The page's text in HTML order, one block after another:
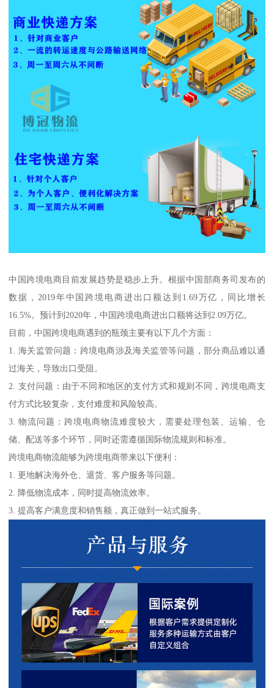
中国跨境电商目前发展趋势是稳步上升。根据中国部商务司发布的
数据，2019年中国跨境电商进出口额达到1.69万亿，同比增长
16.5%。预计到2020年，中国跨境电商进出口额将达到2.09万亿。
目前，中国跨境电商遇到的瓶颈主要有以下几个方面：
1. 海关监管问题：跨境电商涉及海关监管等问题，部分商品难以通
过海关，导致出口受阻。
2. 支付问题：由于不同和地区的支付方式和规则不同，跨境电商支
付方式比较复杂，支付难度和风险较高。
3. 物流问题：跨境电商物流难度较大，需要处理包装、运输、仓
储、配送等多个环节，同时还需遵循国际物流规则和标准。
跨境电商物流能够为跨境电商带来以下便利：
1. 更地解决海外仓、退货、客户服务等问题。
2. 降低物流成本，同时提高物流效率。
3. 提高客户满意度和销售额，真正做到一站式服务。